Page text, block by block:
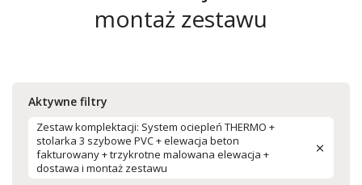
montaż zestawu
Aktywne filtry
Zestaw komplektacji: System ociepleń THERMO +
stolarka 3 szybowe PVC + elewacja beton
fakturowany + trzykrotne malowana elewacja +
dostawa i montaż zestawu